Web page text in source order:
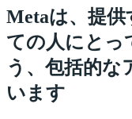
Metaは、提
ての人にとっ
う、包括的な
います